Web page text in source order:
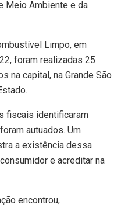
Meio Ambiente e da
Limpo, em
foram realizadas 25
na capital, na Grande São
fiscais identificaram
autuados. Um
a existência dessa
e acreditar na
encontrou,